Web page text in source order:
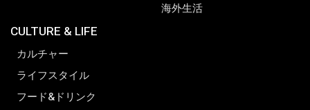
CULTURE & LIFE
カルチャー
ライフスタイル
フード&ドリンク
海外生活